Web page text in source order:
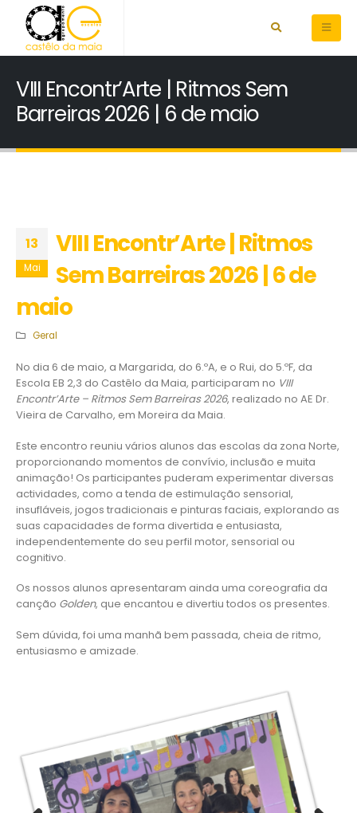
VIII Encontr’Arte | Ritmos Sem
Barreiras 2026 | 6 de maio
13
Mai
VIII Encontr’Arte | Ritmos
Sem Barreiras 2026 | 6 de
maio
Geral
No dia 6 de maio, a Margarida, do 6.ºA, e o Rui, do 5.ºF, da
Escola EB 2,3 do Castêlo da Maia, participaram no VIII
Encontr’Arte – Ritmos Sem Barreiras 2026, realizado no AE Dr.
Vieira de Carvalho, em Moreira da Maia.
Este encontro reuniu vários alunos das escolas da zona Norte,
proporcionando momentos de convívio, inclusão e muita
animação! Os participantes puderam experimentar diversas
actividades, como a tenda de estimulação sensorial,
insufláveis, jogos tradicionais e pinturas faciais, explorando as
suas capacidades de forma divertida e entusiasta,
independentemente do seu perfil motor, sensorial ou
cognitivo.
Os nossos alunos apresentaram ainda uma coreografia da
canção Golden, que encantou e divertiu todos os presentes.
Sem dúvida, foi uma manhã bem passada, cheia de ritmo,
entusiasmo e amizade.